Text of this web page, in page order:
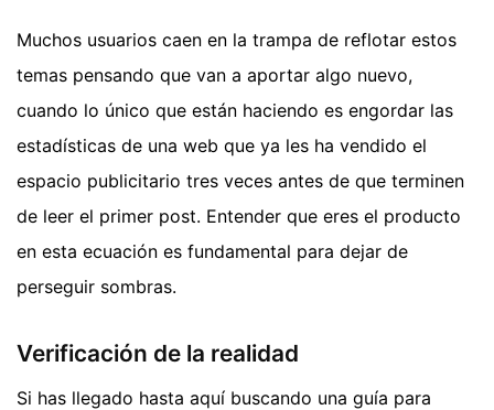
Muchos usuarios caen en la trampa de reflotar estos
temas pensando que van a aportar algo nuevo,
cuando lo único que están haciendo es engordar las
estadísticas de una web que ya les ha vendido el
espacio publicitario tres veces antes de que terminen
de leer el primer post. Entender que eres el producto
en esta ecuación es fundamental para dejar de
perseguir sombras.
Verificación de la realidad
Si has llegado hasta aquí buscando una guía para